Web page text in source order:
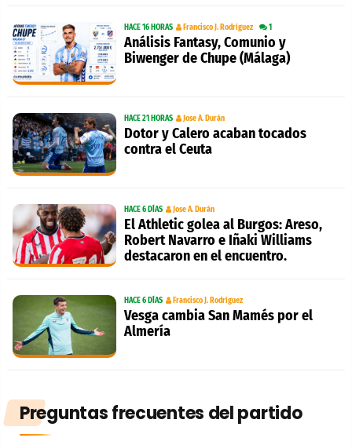
HACE 16 HORAS Francisco J. Rodríguez 1
Análisis Fantasy, Comunio y
Biwenger de Chupe (Málaga)
HACE 21 HORAS Jose A. Durán
Dotor y Calero acaban tocados
contra el Ceuta
HACE 6 DÍAS Jose A. Durán
El Athletic golea al Burgos: Areso,
Robert Navarro e Iñaki Williams
destacaron en el encuentro.
HACE 6 DÍAS Francisco J. Rodríguez
Vesga cambia San Mamés por el
Almería
Preguntas frecuentes del partido